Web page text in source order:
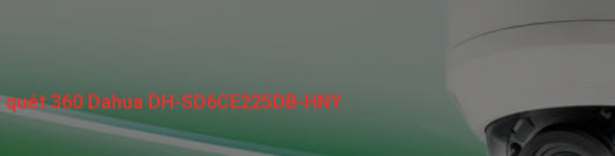
360 Dahua DH-SD6CE225DB-HNY